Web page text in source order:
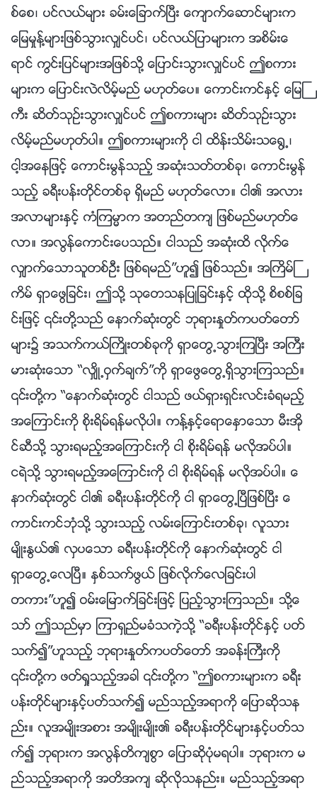
စ္ေစ၊ ပင္လယ္မ်ား ခမ္းေျခာက္ၿပီး ေက်ာက္ေဆာင္မ်ားက
ေျမမႈန႔္မ်ားျဖစ္သြားလွ်င္ပင္၊ ပင္လယ္ျပာမ်ားက အစိမ္းေ
ရာင္ ကြင္းျပင္မ်ားအျဖစ္သို႔ ေျပာင္းသြားလွ်င္ပင္ ဤစကား
မ်ားက ေျပာင္းလဲလိမ့္မည္ မဟုတ္ေပ။ ေကာင္းကင္ႏွင့္ ေျမႀ
ကီး ဆိတ္သုဥ္းသြားလွ်င္ပင္ ဤစကားမ်ား ဆိတ္သုဥ္းသြား
လိမ့္မည္မဟုတ္ပါ။ ဤစကားမ်ားကို ငါ ထိန္းသိမ္းသေ႐ြ႕၊
ငါ့အေနျဖင့္ ေကာင္းမြန္သည့္ အဆုံးသတ္တစ္ခု၊ ေကာင္းမြန္
သည့္ ခရီးပန္းတိုင္တစ္ခု ရွိမည္ မဟုတ္ေလာ။ ငါ၏ အလား
အလာမ်ားႏွင့္ ကံၾကမၼာက အတည္တက် ျဖစ္မည္မဟုတ္ေ
လာ။ အလြန္ေကာင္းေပသည္။ ငါသည္ အဆုံးထိ လိုက္ေ
လွ်ာက္ေသာသူတစ္ဦး ျဖစ္ရမည္”ဟူ၍ ျဖစ္သည္။ အႀကိမ္ႀ
ကိမ္ ရွာေဖြျခင္း၊ ဤသို႔ သုေတသနျပဳျခင္းႏွင့္ ထိုသို႔ စိစစ္ျခ
င္းျဖင့္ ၎တို႔သည္ ေနာက္ဆုံးတြင္ ဘုရားႏႈတ္ကပတ္ေတာ္
မ်ား၌ အသက္ကယ္ႀကိဳးတစ္ခုကို ရွာေတြ႕သြားၾကၿပီး အႀကီး
မားဆုံးေသာ “လွ်ိဳ႕ဝွက္ခ်က္”ကို ရွာေဖြေတြ႕ရွိသြားၾကသည္။
၎တို႔က “ေနာက္ဆုံးတြင္ ငါသည္ ဖယ္ရွားရွင္းလင္းခံရမည့္
အေၾကာင္းကို စိုးရိမ္ရန္မလိုပါ။ ကန႔္ႏွင့္ေရာေႏွာေသာ မီးအို
င္ဆီသို႔ သြားရမည့္အေၾကာင္းကို ငါ စိုးရိမ္ရန္ မလိုအပ္ပါ။
ငရဲသို႔ သြားရမည့္အေၾကာင္းကို ငါ စိုးရိမ္ရန္ မလိုအပ္ပါ။ ေ
နာက္ဆုံးတြင္ ငါ၏ ခရီးပန္းတိုင္ကို ငါ ရွာေတြ႕ၿပီျဖစ္ၿပီး ေ
ကာင္းကင္ဘုံသို႔ သြားသည့္ လမ္းေၾကာင္းတစ္ခု၊ လူသား
မ်ိဳးႏြယ္၏ လွပေသာ ခရီးပန္းတိုင္ကို ေနာက္ဆုံးတြင္ ငါ
ရွာေတြ႕ေလၿပီ။ ႏွစ္သက္ဖြယ္ ျဖစ္လိုက္ေလျခင္းပါ
တကား”ဟူ၍ ဝမ္းေျမာက္ျခင္းျဖင့္ ျပည့္သြားၾကသည္။ သို႔ေ
သာ္ ဤသည္မွာ ၾကာရွည္မခံသကဲ့သို႔ “ခရီးပန္းတိုင္ႏွင့္ ပတ္
သက္၍”ဟူသည့္ ဘုရားႏႈတ္ကပတ္ေတာ္ အခန္းႀကီးကို
၎တို႔က ဖတ္ရႈသည့္အခါ ၎တို႔က “ဤစကားမ်ားက ခရီး
ပန္းတိုင္မ်ားႏွင့္ပတ္သက္၍ မည္သည့္အရာကို ေျပာဆိုသန
ည္း။ လူအမ်ိဳးအစား အမ်ိဳးမ်ိဳး၏ ခရီးပန္းတိုင္မ်ားႏွင့္ပတ္သ
က္၍ ဘုရားက အလြန္တိက်စြာ ေျပာဆိုပုံမရပါ။ ဘုရားက မ
ည္သည့္အရာကို အတိအက် ဆိုလိုသနည္း။ မည္သည့္အရာ